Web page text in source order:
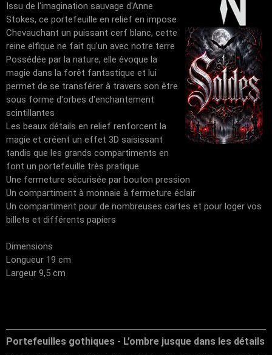
Issu de l'imagination sauvage d'Anne
Stokes, ce portefeuille en relief en impose
Chevauchant un puissant cerf blanc, cette
reine elfique ne fait qu'un avec notre terre
Possédée par la nature, elle évoque la
magie dans la forêt fantastique et lui
permet de se transférer à travers son être
sous forme d'orbes d'enchantement
scintillantes
Les beaux détails en relief renforcent la
magie et créent un effet 3D saisissant
tandis que les grands compartiments en
font un portefeuille très pratique
Une fermeture sécurisée par bouton pression
Un compartiment à monnaie à fermeture éclair
Un compartiment pour de nombreuses cartes et pour loger vos
billets et différents papiers
Dimensions
Longueur 19 cm
Largeur 9,5 cm
Portefeuilles gothiques - L’ombre jusque dans les détails